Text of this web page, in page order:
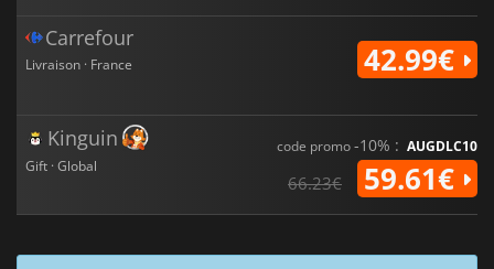
Carrefour
Livraison · France 42.99€
Kinguin
Gift · Global
code promo-10% : AUGDLC10
66.23€ 59.61€